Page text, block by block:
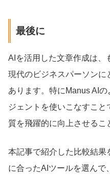
最後に
AIを活用した文章作成は、
現代のビジネスパーソンに
あります。特にManus AI
ジェントを使いこなすこ
質を飛躍的に向上させるこ
本記事で紹介した比較結
に合ったAIツールを選んで